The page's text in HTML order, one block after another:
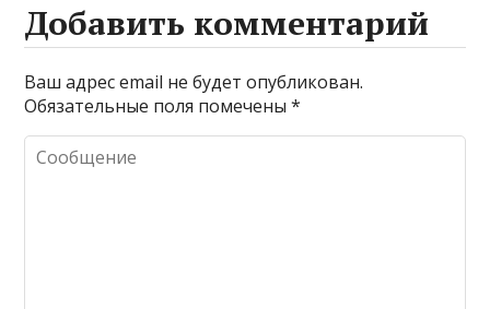
Добавить комментарий
Ваш адрес email не будет опубликован.
Обязательные поля помечены*